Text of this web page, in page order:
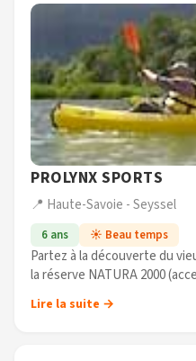
PROLYNX SPORTS
📍 Haute-Savoie - Seyssel
6 ans ☀️ Beau temps
Partez à la découverte du
la réserve NATURA 2000
Lire la suite →